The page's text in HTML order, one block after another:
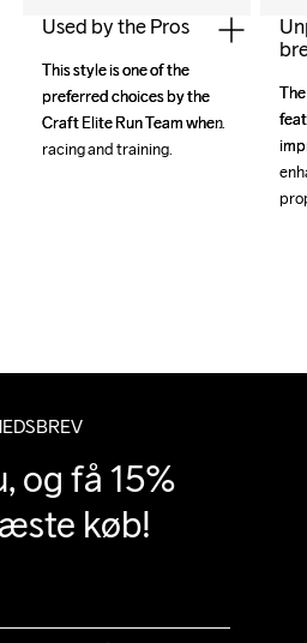
Used by the Pros
This style is one of the
preferred choices by the
Craft Elite Run Team when
racing and training.
This style is one of the
preferred choices by the
Craft Elite Run Team when
racing and training.
og få 15%
køb!